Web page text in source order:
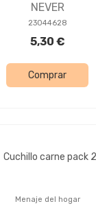
NEVER
23044628
5,30 €
Comprar
Menaje del hogar